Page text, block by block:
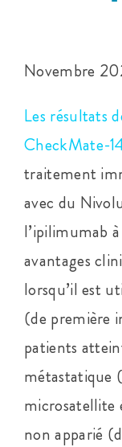
Novembre
Les résultats
CheckMate-
traitement
avec du
l’ipilimumab
avantages
lorsqu’il est
(de première
patients
métastatique
non apparié